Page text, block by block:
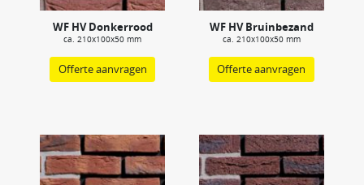
WF HV Donkerrood
ca. 210x100x50 mm
Offerte aanvragen
WF HV Bruinbezand
ca. 210x100x50 mm
Offerte aanvragen